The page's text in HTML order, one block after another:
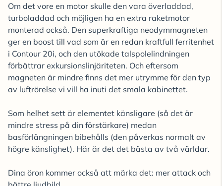
Om det vore en motor skulle den vara överladdad,
turboladdad och möjligen ha en extra raketmotor
monterad också. Den superkraftiga neodymmagneten
ger en boost till vad som är en redan kraftfull ferritenhet
i Contour 20i, och den utökade talspolelindningen
förbättrar exkursionslinjäriteten. Och eftersom
magneten är mindre finns det mer utrymme för den typ
av luftrörelse vi vill ha inuti det smala kabinettet.
Som helhet sett är elementet känsligare (så det är
mindre stress på din förstärkare) medan
basförlängningen bibehålls (den påverkas normalt av
högre känslighet). Här är det det bästa av två världar.
Dina öron kommer också att märka det: mer attack och